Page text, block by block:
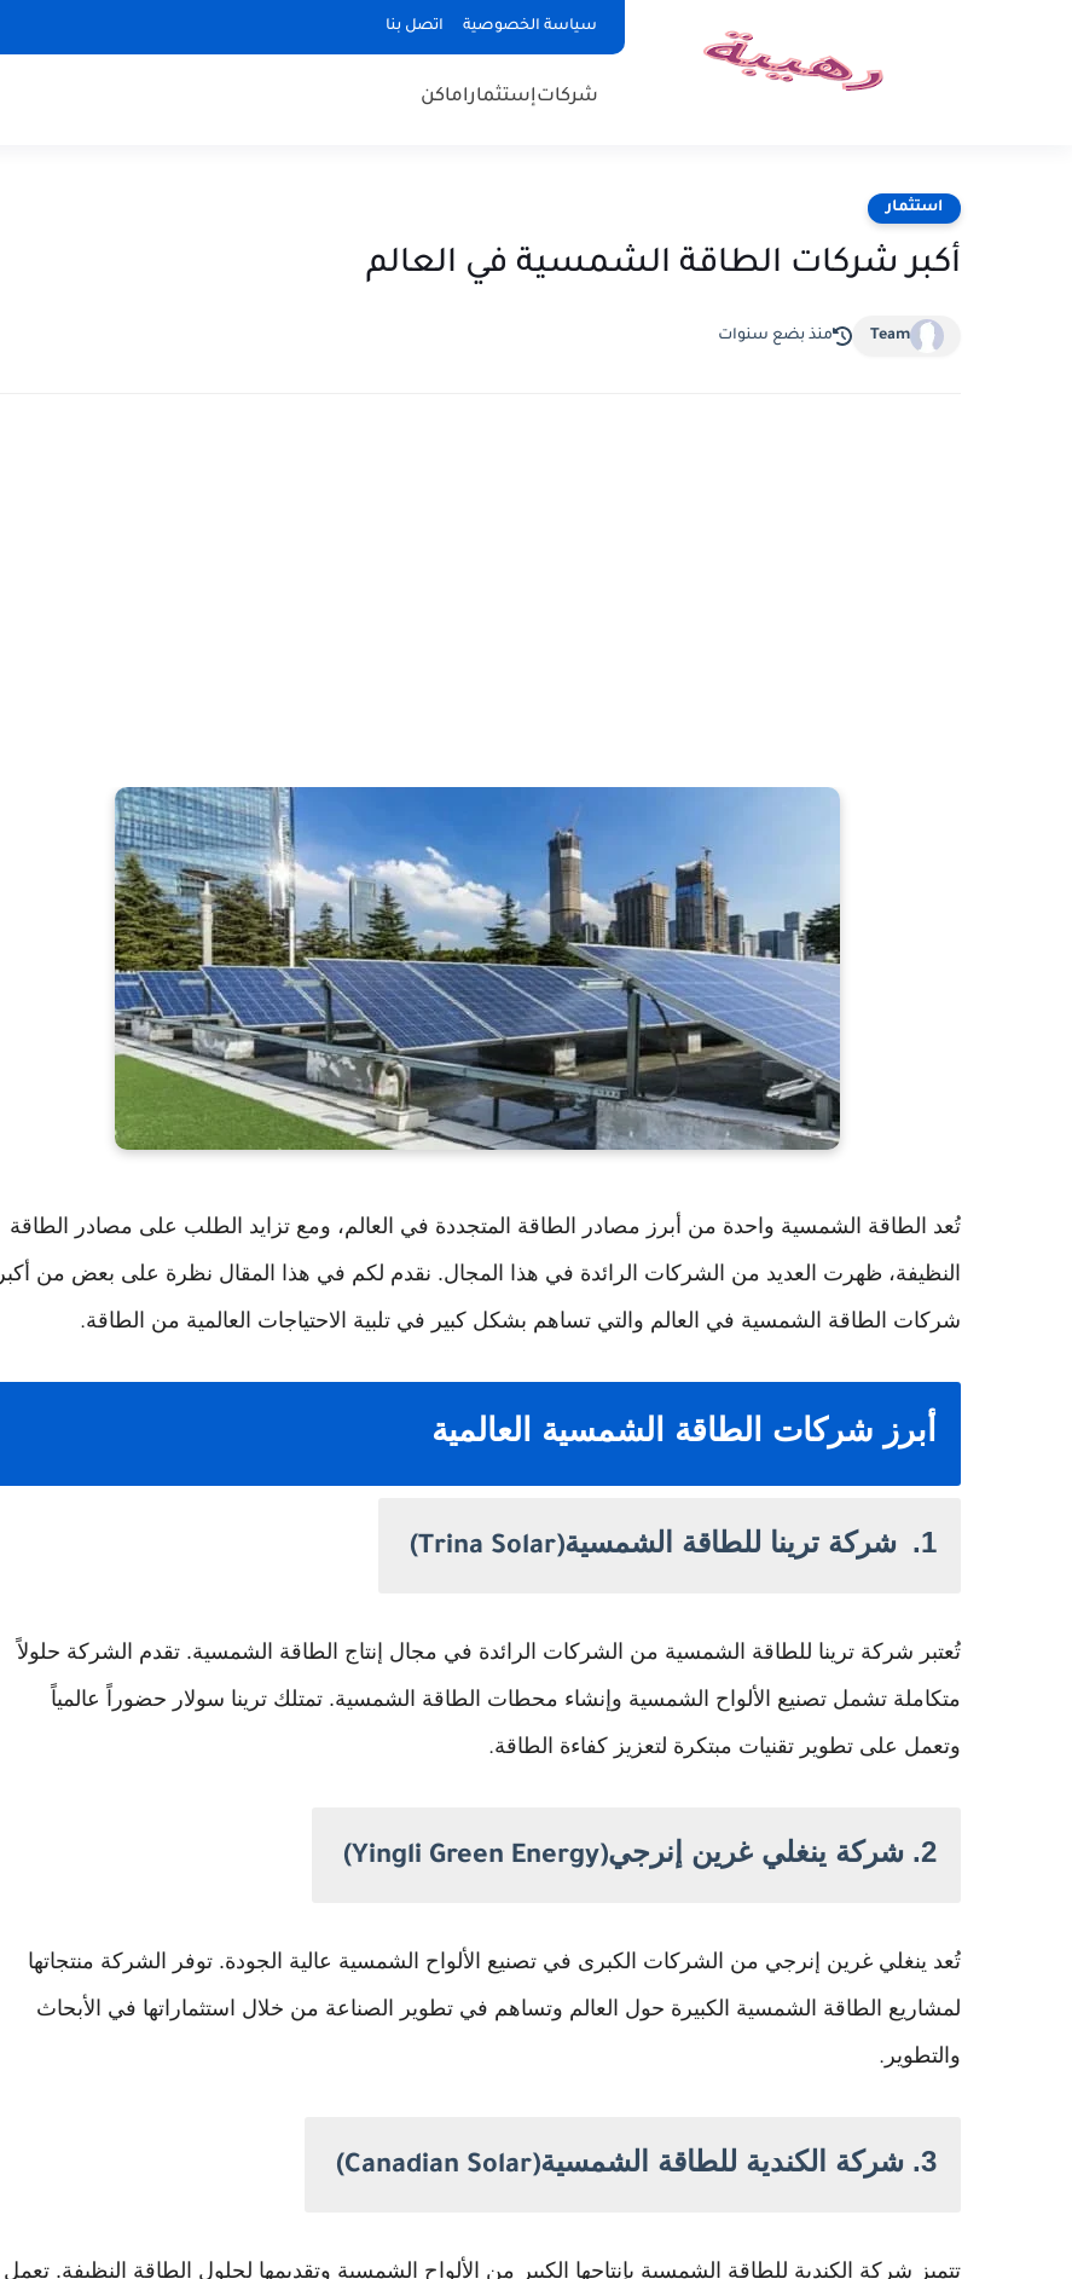
سياسة الخصوصية اتصل بنا
شركاتإستثماراماكن
استثمار
أكبر شركات الطاقة الشمسية في العالم
Team منذ بضع سنوات
تُعد الطاقة الشمسية واحدة من أبرز مصادر الطاقة المتجددة في العالم، ومع تزايد الطلب على مصادر الطاقة
النظيفة، ظهرت العديد من الشركات الرائدة في هذا المجال. نقدم لكم في هذا المقال نظرة على بعض من أكبر
شركات الطاقة الشمسية في العالم والتي تساهم بشكل كبير في تلبية الاحتياجات العالمية من الطاقة.
أبرز شركات الطاقة الشمسية العالمية
1. شركة ترينا للطاقة الشمسية(Trina Solar)
تُعتبر شركة ترينا للطاقة الشمسية من الشركات الرائدة في مجال إنتاج الطاقة الشمسية. تقدم الشركة حلولاً
متكاملة تشمل تصنيع الألواح الشمسية وإنشاء محطات الطاقة الشمسية. تمتلك ترينا سولار حضوراً عالمياً
وتعمل على تطوير تقنيات مبتكرة لتعزيز كفاءة الطاقة.
2. شركة ينغلي غرين إنرجي(Yingli Green Energy)
تُعد ينغلي غرين إنرجي من الشركات الكبرى في تصنيع الألواح الشمسية عالية الجودة. توفر الشركة منتجاتها
لمشاريع الطاقة الشمسية الكبيرة حول العالم وتساهم في تطوير الصناعة من خلال استثماراتها في الأبحاث
والتطوير .
3. شركة الكندية للطاقة الشمسية(Canadian Solar)
تتميز شركة الكندية للطاقة الشمسية بإنتاجها الكبير من الألواح الشمسية وتقديمها لحلول الطاقة النظيفة. تعمل